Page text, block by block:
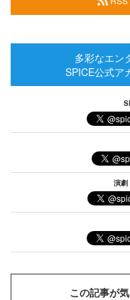
多彩なエン
SPICE公式ア
演劇
この記事が